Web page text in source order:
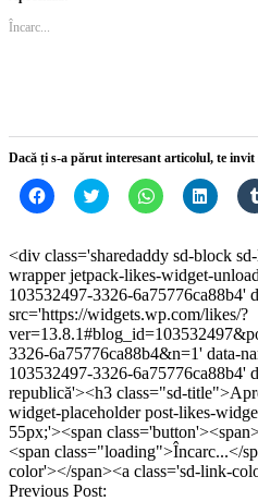
Facebook(Se
într-
Încarc...
Dacă ți s-a părut interesant articolul, te
Dă
clic
partaja
pe
Facebook(Se
deschide
într-
o
fereastră
nouă)
Dă
clic
partaja
pe
Twitter(Se
deschide
într-
o
fereastră
nouă)
Dă
clic
pe
WhatsApp(Se
deschide
într-
o
fereastră
nouă)
Dă
clic
partaja
pe
într-
o
nouă)
<div class='sharedaddy sd-block
wrapper jetpack-likes-widget-
103532497-3326-6a75776ca88b4'
src='https://widgets.wp.com/likes/?
3326-6a75776ca88b4&n=1' data-
103532497-3326-6a75776ca88b4'
republică'><h3 class="sd-
widget-placeholder post-likes-
55px;'><span
<span class="loading">Încarc...</
color'></span><a class='sd-link-
Post
Previous Post: